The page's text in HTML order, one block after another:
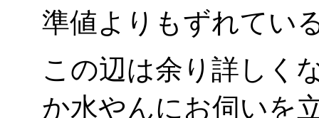
準値よりもずれてい
この辺は余り詳しく
か水やんにお伺いを